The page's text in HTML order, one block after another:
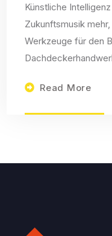
Künstliche
Zukunftsmusik
Werkzeuge für den
Read More